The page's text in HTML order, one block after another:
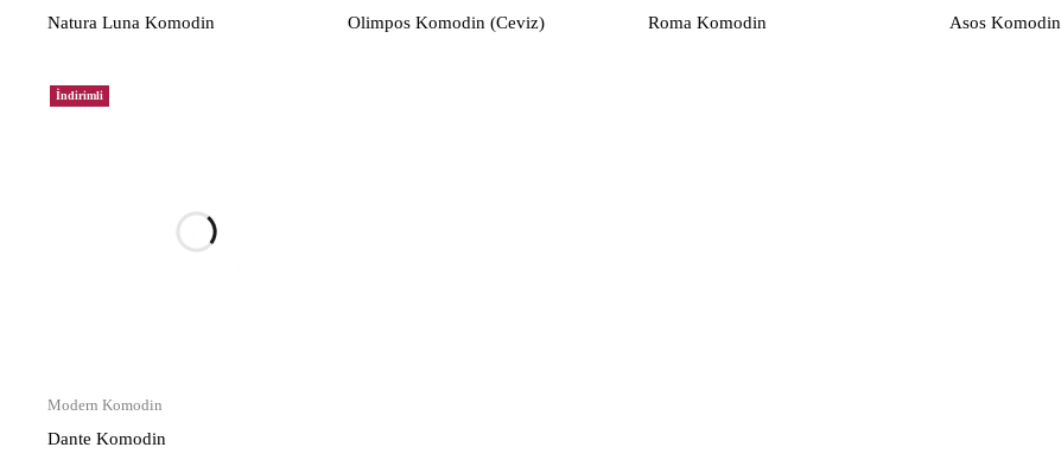
Natura Luna Komodin Olimpos Komodin (Ceviz) Roma Komodin Asos Komodin
İndirimli
Modern Komodin
Dante Komodin